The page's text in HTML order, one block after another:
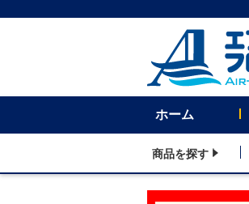
ホーム
商品を探す